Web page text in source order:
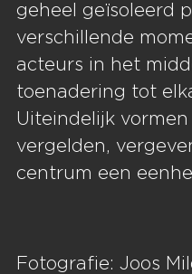
geheel geïsoleerd
verschillende
acteurs in het
toenadering tot
Uiteindelijk
vergelden,
centrum een
Fotografie: Joos